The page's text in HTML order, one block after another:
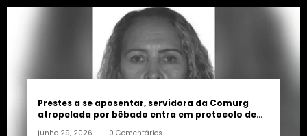
Prestes a se aposentar, servidora da Comurg
atropelada por bêbado entra em protocolo de
junho 29, 2026 0 Comentários